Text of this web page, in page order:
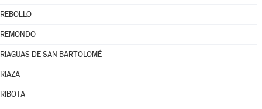
REBOLLO
REMONDO
RIAGUAS DE SAN BARTOLOMÉ
RIAZA
RIBOTA